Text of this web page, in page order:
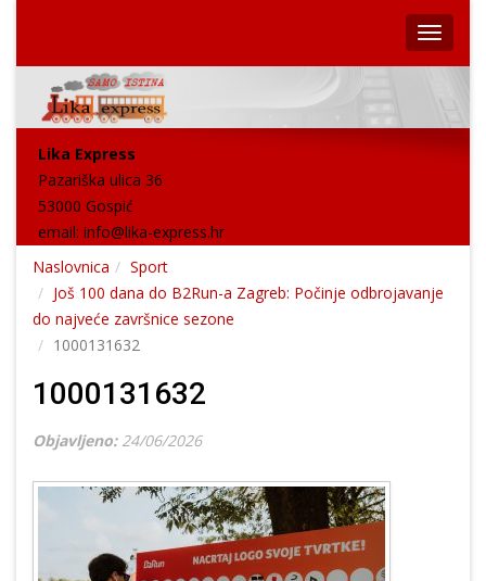
Lika Express
Pazariška ulica 36
53000 Gospić
email: info@lika-express.hr
Naslovnica
Sport
Još 100 dana do B2Run-a Zagreb: Počinje odbrojavanje
do najveće završnice sezone
1000131632
1000131632
Objavljeno: 24/06/2026